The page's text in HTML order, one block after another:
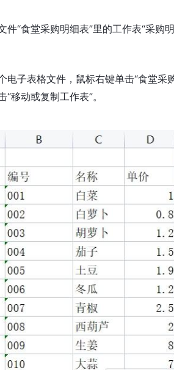
件“食堂采购明细表”里的工作表“采购
电子表格文件，鼠标右键单击“食堂采
移动或复制工作表”。